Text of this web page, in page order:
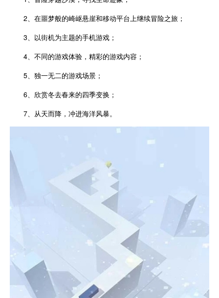
2、在噩梦般的崎岖悬崖和移动平台上继续冒险之旅；
3、以街机为主题的手机游戏；
4、不同的游戏体验，精彩的游戏内容；
5、独一无二的游戏场景；
6、欣赏冬去春来的四季变换；
7、从天而降，冲进海洋风暴。